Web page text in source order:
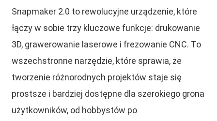
Snapmaker 2.0 to rewolucyjne urządzenie, które
łączy w sobie trzy kluczowe funkcje: drukowanie
3D, grawerowanie laserowe i frezowanie CNC. To
wszechstronne narzędzie, które sprawia, że
tworzenie różnorodnych projektów staje się
prostsze i bardziej dostępne dla szerokiego grona
użytkowników, od hobbystów po